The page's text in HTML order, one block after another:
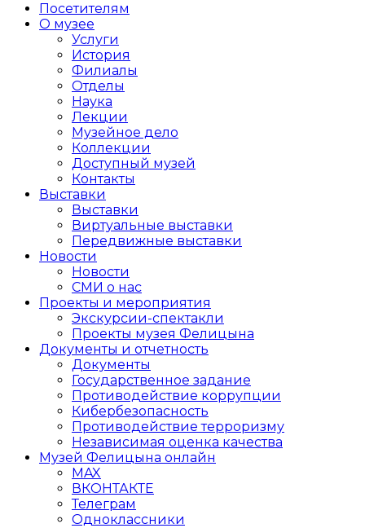
Посетителям
О музее
Услуги
История
Филиалы
Отделы
Наука
Лекции
Музейное дело
Коллекции
Доступный музей
Контакты
Выставки
Выставки
Виртуальные выставки
Передвижные выставки
Новости
Новости
СМИ о нас
Проекты и мероприятия
Экскурсии-спектакли
Проекты музея Фелицына
Документы и отчетность
Документы
Государственное задание
Противодействие коррупции
Кибер­безопасность
Противодействие терроризму
Независимая оценка качества
Музей Фелицына онлайн
MAX
ВКОНТАКТЕ
Телеграм
Одноклассники